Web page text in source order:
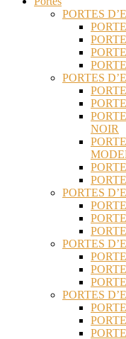
PORTES
PORTES
NOIR
PORTES
PORTES
PORTES